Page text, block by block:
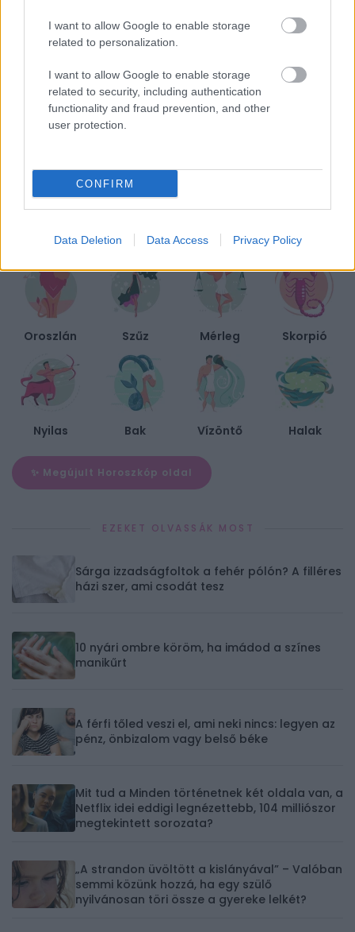
I want to allow Google to enable storage
related to personalization.
I want to allow Google to enable storage
related to security, including authentication
functionality and fraud prevention, and other
user protection.
CONFIRM
Data Deletion Data Access Privacy Policy
A „mommy brain” mítosz nyomában: Tényleg elbutulnak az
anyák gyerekvállalás után?
Nem véletlen, hogy nem illik rád a csillagjegyed leírása: a
dekanátus elárulja, miért
Kos Ikrek Rák
Oroszlán Szűz Mérleg Skorpió
Nyilas Bak Vízöntő Halak
✨ Megújult Horoszkóp oldal
EZEKET OLVASSÁK MOST
Sárga izzadságfoltok a fehér pólón? A filléres
házi szer, ami csodát tesz
10 nyári ombre köröm, ha imádod a színes
manikűrt
A férfi tőled veszi el, ami neki nincs: legyen az
pénz, önbizalom vagy belső béke
Mit tud a Minden történetnek két oldala van, a
Netflix idei eddigi legnézettebb, 104 milliószor
megtekintett sorozata?
„A strandon üvöltött a kislányával” – Valóban
semmi közünk hozzá, ha egy szülő
nyilvánosan töri össze a gyereke lelkét?